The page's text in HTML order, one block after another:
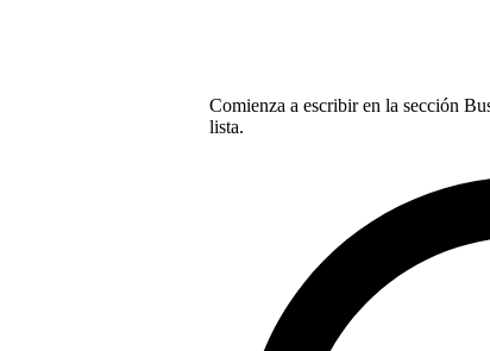
Comienza a escribir en la sección
lista.